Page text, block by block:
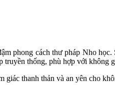
phong cách thư pháp Nho
thống, phù hợp với không
giác thanh thản và an yên cho